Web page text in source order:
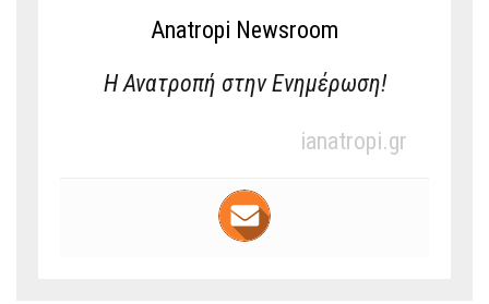
Anatropi Newsroom
Η Ανατροπή στην Ενημέρωση!
ianatropi.gr